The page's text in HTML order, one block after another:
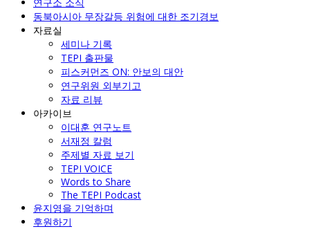
동북아시아 무장갈등 위험에 대한 조기경보
자료실
세미나 기록
TEPI 출판물
피스커먼즈 ON: 안보의 대안
연구위원 외부기고
자료 리뷰
아카이브
이대훈 연구노트
서재정 칼럼
주제별 자료 보기
TEPI VOICE
Words to Share
The TEPI Podcast
윤지영을 기억하며
후원하기